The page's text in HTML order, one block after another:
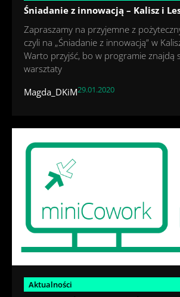
Śniadanie z innowacją – Kalisz i
Zapraszamy na przyjemne z
czyli na „Śniadanie z innowacją” w
Warto przyjść, bo w programie znajdą
warsztaty
Magda_DKiM29.01.2020
Aktualności